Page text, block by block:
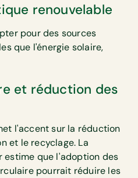
renouvelable
pour des sources
que l'énergie solaire,
et réduction des
l'accent sur la réduction
et le recyclage. La
estime que l'adoption des
pourrait réduire les